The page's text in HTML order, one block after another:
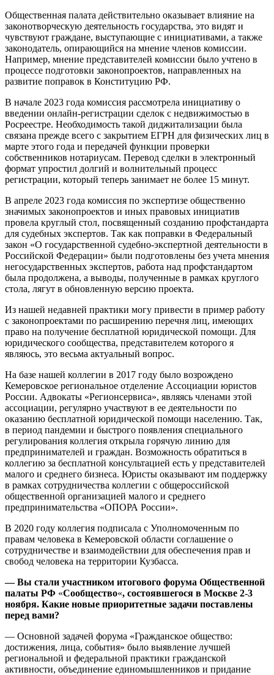
Общественная палата действительно оказывает влияние на
законотворческую деятельность государства, это видят и
чувствуют граждане, выступающие с инициативами, а также
законодатель, опирающийся на мнение членов комиссии.
Например, мнение представителей комиссии было учтено в
процессе подготовки законопроектов, направленных на
развитие поправок в Конституцию РФ.
В начале 2023 года комиссия рассмотрела инициативу о
введении онлайн-регистрации сделок с недвижимостью в
Росреестре. Необходимость такой диджитализации была
связана прежде всего с закрытием ЕГРН для физических лиц в
марте этого года и передачей функции проверки
собственников нотариусам. Перевод сделки в электронный
формат упростил долгий и волнительный процесс
регистрации, который теперь занимает не более 15 минут.
В апреле 2023 года комиссия по экспертизе общественно
значимых законопроектов и иных правовых инициатив
провела круглый стол, посвященный созданию профстандарта
для судебных экспертов. Так как поправки в Федеральный
закон «О государственной судебно-экспертной деятельности в
Российской Федерации» были подготовлены без учета мнения
негосударственных экспертов, работа над профстандартом
была продолжена, а выводы, полученные в рамках круглого
стола, лягут в обновленную версию проекта.
Из нашей недавней практики могу привести в пример работу
с законопроектами по расширению перечня лиц, имеющих
право на получение бесплатной юридической помощи. Для
юридического сообщества, представителем которого я
являюсь, это весьма актуальный вопрос.
На базе нашей коллегии в 2017 году было возрождено
Кемеровское региональное отделение Ассоциации юристов
России. Адвокаты «Регионсервиса», являясь членами этой
ассоциации, регулярно участвуют в ее деятельности по
оказанию бесплатной юридической помощи населению. Так,
в период пандемии и быстрого появления специального
регулирования коллегия открыла горячую линию для
предпринимателей и граждан. Возможность обратиться в
коллегию за бесплатной консультацией есть у представителей
малого и среднего бизнеса. Юристы оказывают им поддержку
в рамках сотрудничества коллегии с общероссийской
общественной организацией малого и среднего
предпринимательства «ОПОРА России».
В 2020 году коллегия подписала с Уполномоченным по
правам человека в Кемеровской области соглашение о
сотрудничестве и взаимодействии для обеспечения прав и
свобод человека на территории Кузбасса.
— Вы стали участником итогового форума Общественной
палаты РФ «Сообщество«, состоявшегося в Москве 2-3
ноября. Какие новые приоритетные задачи поставлены
перед вами?
— Основной задачей форума «Гражданское общество:
достижения, лица, события» было выявление лучшей
региональной и федеральной практики гражданской
активности, объединение единомышленников и придание